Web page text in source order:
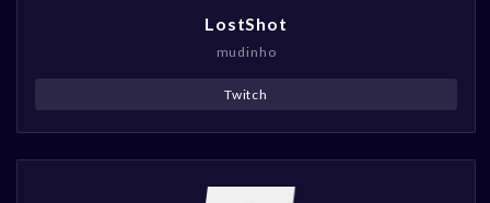
LostShot
mudinho
Twitch